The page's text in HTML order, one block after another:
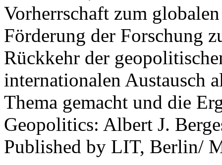
Vorherrschaft zum
Förderung der Forschung
Rückkehr der
internationalen Austausch
Thema gemacht und die
Geopolitics: Albert J.
Published by LIT, Berlin/